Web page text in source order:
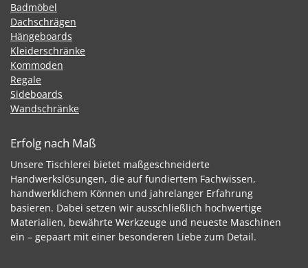
Badmöbel
Dachschrägen
Hängeboards
Kleiderschränke
Kommoden
Regale
Sideboards
Wandschränke
Erfolg nach Maß
Unsere Tischlerei bietet maßgeschneiderte
Handwerkslösungen, die auf fundiertem Fachwissen,
handwerklichem Können und jahrelanger Erfahrung
basieren. Dabei setzen wir ausschließlich hochwertige
Materialien, bewährte Werkzeuge und neueste Maschinen
ein – gepaart mit einer besonderen Liebe zum Detail.